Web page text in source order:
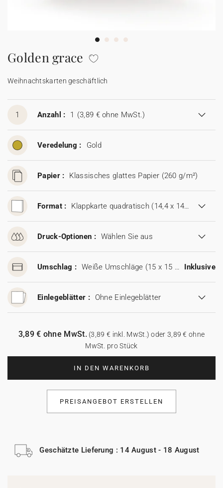
Aufkleber
Golden grace
Weihnachtskarten geschäftlich
1 Anzahl : 1 (3,89 € ohne MwSt.)
Veredelung : Gold
Papier : Klassisches glattes Papier (260 g/m²)
Format : Klappkarte quadratisch (14,4 x 14,4 cm)
Druck-Optionen : Wählen Sie aus
Umschlag : Weiße Umschläge (15 x 15 cm) Inklusive
Einlegeblätter : Ohne Einlegeblätter
IN DEN WARENKORB
3,89 € ohne MwSt.(3,89 € inkl. MwSt.) oder 3,89 € ohne
MwSt. pro Stück
PREISANGEBOT ERSTELLEN
Geschätzte Lieferung : 14 August - 18 August